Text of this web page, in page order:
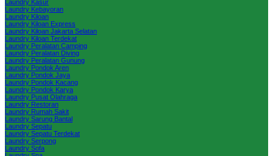
Laundry Kasur
Laundry Kebayoran
Laundry Kiloan
Laundry Kiloan Express
Laundry Kiloan Jakarta Selatan
Laundry Kiloan Terdekat
Laundry Peralatan Camping
Laundry Peralatan Diving
Laundry Peralatan Gunung
Laundry Pondok Aren
Laundry Pondok Jaya
Laundry Pondok Kacang
Laundry Pondok Karya
Laundry Pusat Olahraga
Laundry Restoran
Laundry Rumah Sakit
Laundry Sarung Bantal
Laundry Sepatu
Laundry Sepatu Terdekat
Laundry Serpong
Laundry Sofa